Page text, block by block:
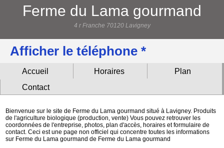
Ferme du Lama gourmand
4 r Franche 70120 Lavigney
Afficher le téléphone *
Accueil Horaires
Plan
Contact
Bienvenue sur le site de Ferme du Lama gourmand situé à Lavigney. Produits
de l'agriculture biologique (production, vente) Vous pouvez retrouver les
coordonnées de l'entreprise, photos, plan d'accès, horaires et formulaire de
contact. Ceci est une page non officiel qui concentre toutes les informations
sur Ferme du Lama gourmand de Ferme du Lama gourmand